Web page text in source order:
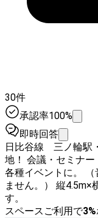
30件
承認率100%
即時回答
日比谷線 三ノ輪駅
地！ 会議・セミナー・教室・撮影・展示会・パーティー・
各種イベントに。
ません。） 縦4.5m×
す。
スペースご利用で3%